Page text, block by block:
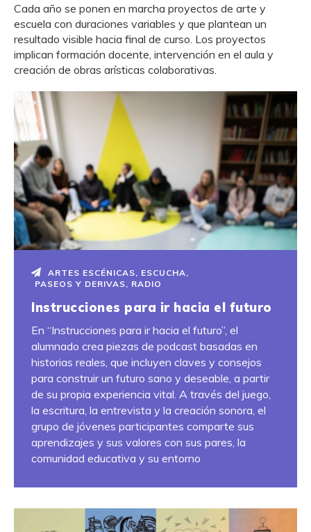
Cada año se ponen en marcha proyectos de arte y
escuela con duraciones variables y que plantean un
resultado visible hacia final de curso. Los proyectos
implican formación docente, intervención en el aula y
creación de obras arísticas colaborativas.
ARTES ESCÉNICAS, ESCUCHA,
PASEOS Y DERIVAS, RADIO
Instrucciones para ir hacia el futuro
En “Instrucciones para ir hacia el futuro”, el
alumnado crea piezas de podcast basadas en
historias reales, que incluyen claves y consejos
para construir un futuro sano y deseable, a partir
de su propia experiencia vital. A través del juego,
la escritura, la entrevista y la creación sonora, el
grupo de jóvenes participantes comparte sus
aprendizajes y sus valores con sus pares, la
comunidad educativa y su entorno